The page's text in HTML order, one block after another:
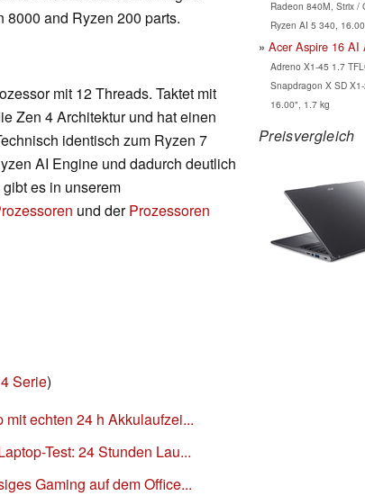
and Ryzen 200 parts.
mit 12 Threads. Taktet mit
Zen 4 Architektur und hat einen
identisch zum Ryzen 7
AI Engine und dadurch deutlich
es in unserem
und derProzessoren
Serie)
echten 24 h Akkulaufzei...
Test: 24 Stunden Lau...
Gaming auf dem Office...
Radeon 840M, Strix /
Ryzen AI 5 340,
Acer Aspire 16 AI
Adreno X1-45 1.7
Snapdragon X SD X1-
16.00", 1.7 kg
Preisvergleich